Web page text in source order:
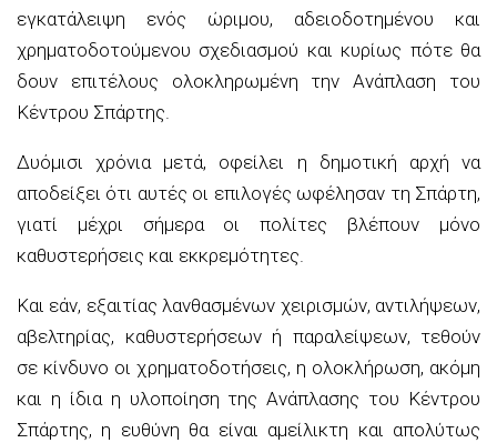
εγκατάλειψη ενός ώριμου, αδειοδοτημένου και
χρηματοδοτούμενου σχεδιασμού και κυρίως πότε θα
δουν επιτέλους ολοκληρωμένη την Ανάπλαση του
Κέντρου Σπάρτης.
Δυόμισι χρόνια μετά, οφείλει η δημοτική αρχή να
αποδείξει ότι αυτές οι επιλογές ωφέλησαν τη Σπάρτη,
γιατί μέχρι σήμερα οι πολίτες βλέπουν μόνο
καθυστερήσεις και εκκρεμότητες.
Και εάν, εξαιτίας λανθασμένων χειρισμών, αντιλήψεων,
αβελτηρίας, καθυστερήσεων ή παραλείψεων, τεθούν
σε κίνδυνο οι χρηματοδοτήσεις, η ολοκλήρωση, ακόμη
και η ίδια η υλοποίηση της Ανάπλασης του Κέντρου
Σπάρτης, η ευθύνη θα είναι αμείλικτη και απολύτως